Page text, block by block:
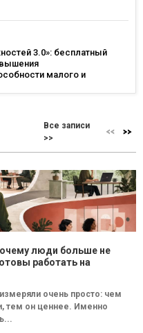
3.0»: бесплатный
малого и
Все записи
>>
люди больше не
работать на
очень просто: чем
тем он ценнее. Именно